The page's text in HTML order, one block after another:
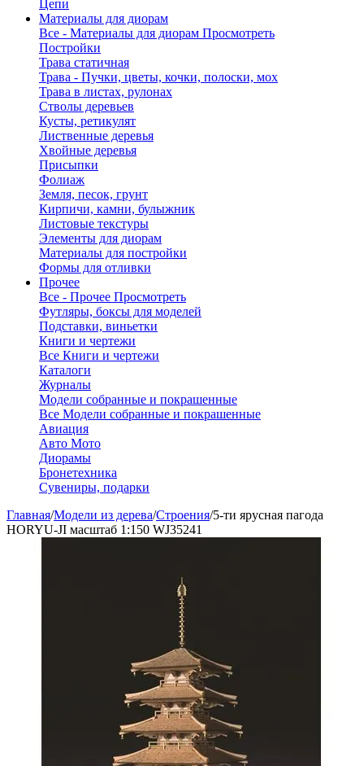
Цепи
Материалы для диорам
Все - Материалы для диорам Просмотреть
Постройки
Трава статичная
Трава - Пучки, цветы, кочки, полоски, мох
Трава в листах, рулонах
Стволы деревьев
Кусты, ретикулят
Лиственные деревья
Хвойные деревья
Присыпки
Фолиаж
Земля, песок, грунт
Кирпичи, камни, булыжник
Листовые текстуры
Элементы для диорам
Материалы для постройки
Формы для отливки
Прочее
Все - Прочее Просмотреть
Футляры, боксы для моделей
Подставки, виньетки
Книги и чертежи
Все Книги и чертежи
Каталоги
Журналы
Модели собранные и покрашенные
Все Модели собранные и покрашенные
Авиация
Авто Мото
Диорамы
Бронетехника
Сувениры, подарки
Главная/Модели из дерева/Строения/5-ти ярусная пагода
HORYU-JI масштаб 1:150 WJ35241